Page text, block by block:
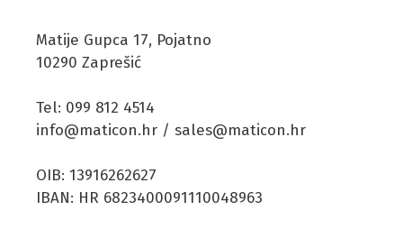
Matije Gupca 17, Pojatno
10290 Zaprešić
Tel: 099 812 4514
info@maticon.hr / sales@maticon.hr
OIB: 13916262627
IBAN: HR 6823400091110048963